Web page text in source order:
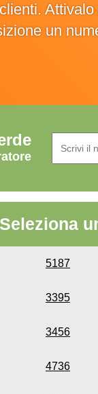
un
Seleziona
5187
3395
3456
4736